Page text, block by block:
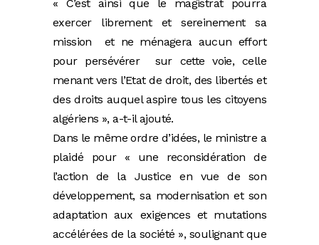
« C’est ainsi que le magistrat pourra
exercer librement et sereinement sa
mission et ne ménagera aucun effort
pour persévérer sur cette voie, celle
menant vers l’Etat de droit, des libertés et
des droits auquel aspire tous les citoyens
algériens », a-t-il ajouté.
Dans le même ordre d’idées, le ministre a
plaidé pour « une reconsidération de
l’action de la Justice en vue de son
développement, sa modernisation et son
adaptation aux exigences et mutations
accélérées de la société », soulignant que